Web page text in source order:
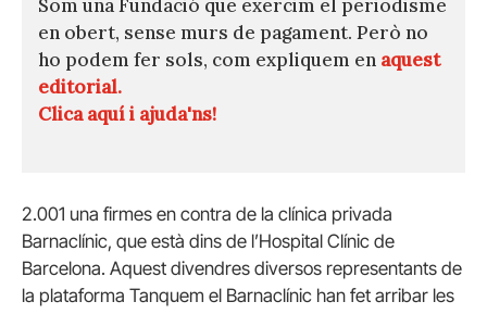
Som una Fundació que exercim el periodisme
en obert, sense murs de pagament. Però no
ho podem fer sols, com expliquem en aquest
editorial.
Clica aquí i ajuda'ns!
2.001 una firmes en contra de la clínica privada
Barnaclínic, que està dins de l’Hospital Clínic de
Barcelona. Aquest divendres diversos representants de
la plataforma Tanquem el Barnaclínic han fet arribar les